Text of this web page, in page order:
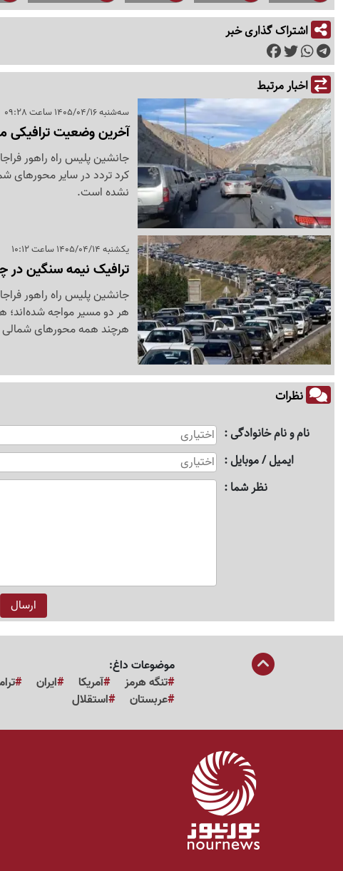
اشتراک گذاری خبر
اخبار مرتبط
سه‌شنبه 1405/04/16 ساعت 09:28
آخرین وضعیت ترافیکی
جانشین پلیس راه راهور
کرد تردد در سایر محورهای
نشده است.
یکشنبه 1405/04/14 ساعت 10:12
ترافیک نیمه سنگین
جانشین پلیس راه راهور
هر دو مسیر مواجه شده‌اند؛
هرچند همه محورهای
نظرات
نام و نام خانوادگی
ایمیل / موبایل
نظر شما
موضوعات داغ:
تنگه هرمز
آمریکا ایران
عربستان
استقلال